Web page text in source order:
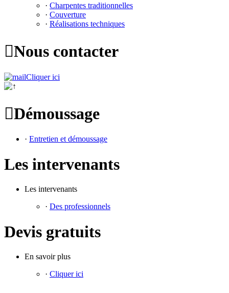
· Charpentes traditionnelles
· Couverture
· Réalisations techniques
Nous contacter
Cliquer ici
Démoussage
· Entretien et démoussage
Les intervenants
Les intervenants
· Des professionnels
Devis gratuits
En savoir plus
· Cliquer ici